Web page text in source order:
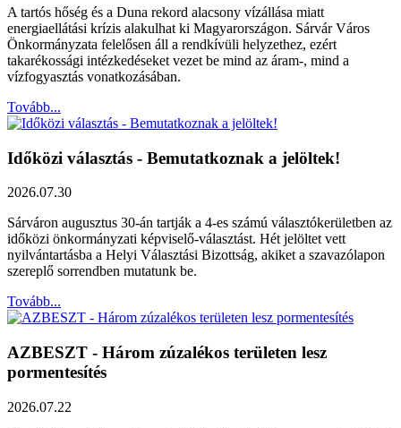
A tartós hőség és a Duna rekord alacsony vízállása miatt
energiaellátási krízis alakulhat ki Magyarországon. Sárvár Város
Önkormányzata felelősen áll a rendkívüli helyzethez, ezért
takarékossági intézkedéseket vezet be mind az áram-, mind a
vízfogyasztás vonatkozásában.
Tovább...
Időközi választás - Bemutatkoznak a jelöltek!
2026.07.30
Sárváron augusztus 30-án tartják a 4-es számú választókerületben az
időközi önkormányzati képviselő-választást. Hét jelöltet vett
nyilvántartásba a Helyi Választási Bizottság, akiket a szavazólapon
szereplő sorrendben mutatunk be.
Tovább...
AZBESZT - Három zúzalékos területen lesz
pormentesítés
2026.07.22